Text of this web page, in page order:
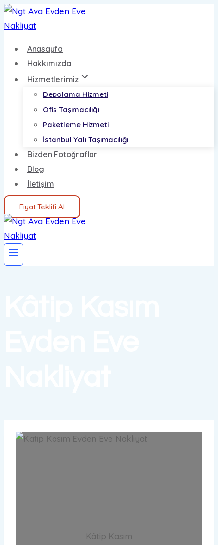
Skip
to
Anasayfa
Hakkımızda
Hizmetlerimiz
Depolama Hizmeti
Ofis Taşımacılığı
Paketleme Hizmeti
İstanbul Yalı Taşımacılığı
Bizden Fotoğraflar
Blog
İletişim
Fiyat Teklifi Al
Kâtip Kasım